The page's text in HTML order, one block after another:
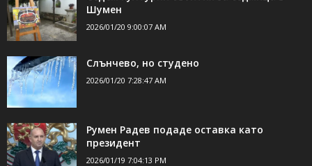
Шумен
2026/01/20 9:00:07 AM
Слънчево, но студено
2026/01/20 7:28:47 AM
Румен Радев подаде оставка като
президент
2026/01/19 7:04:13 PM